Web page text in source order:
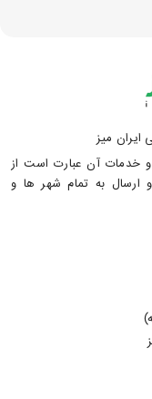
ایران میز
را از سال 88 آغاز نموده و خدمات آن عبارت است از
ارسال به تمام شهر ها و